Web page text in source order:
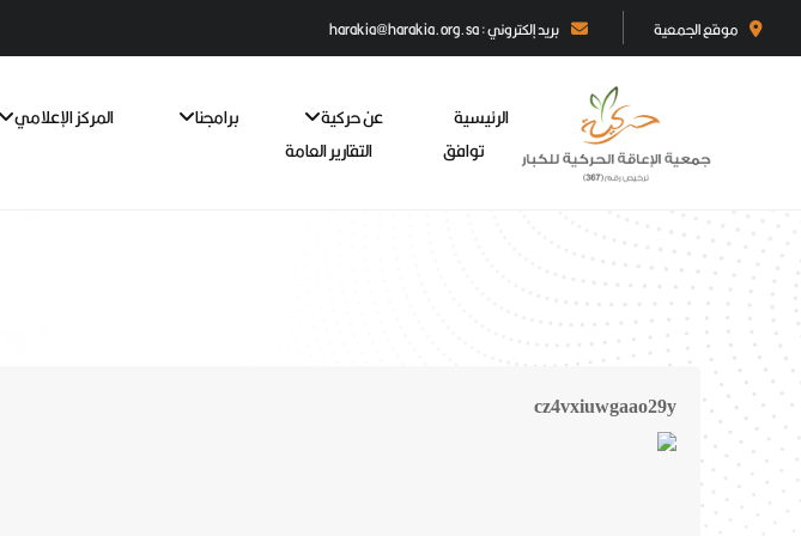
موقع الجمعية بريد إلكتروني : harakia@harakia.org.sa
الرئيسية عن حركية برامجنا المركز الإعلامي
توافق
التقارير العامة
cz4vxiuwgaao29y